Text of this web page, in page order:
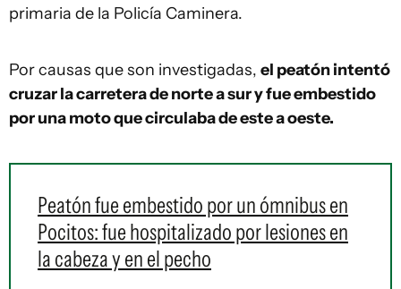
primaria de la Policía Caminera.
Por causas que son investigadas, el peatón intentó
cruzar la carretera de norte a sur y fue embestido
por una moto que circulaba de este a oeste.
Peatón fue embestido por un ómnibus en
Pocitos: fue hospitalizado por lesiones en
la cabeza y en el pecho